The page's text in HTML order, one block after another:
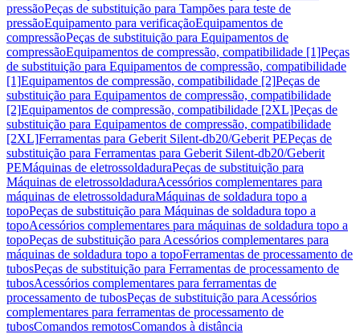
pressãoPeças de substituição para Tampões para teste de
pressãoEquipamento para verificaçãoEquipamentos de
compressãoPeças de substituição para Equipamentos de
compressãoEquipamentos de compressão, compatibilidade [1]Peças
de substituição para Equipamentos de compressão, compatibilidade
[1]Equipamentos de compressão, compatibilidade [2]Peças de
substituição para Equipamentos de compressão, compatibilidade
[2]Equipamentos de compressão, compatibilidade [2XL]Peças de
substituição para Equipamentos de compressão, compatibilidade
[2XL]Ferramentas para Geberit Silent-db20/Geberit PEPeças de
substituição para Ferramentas para Geberit Silent-db20/Geberit
PEMáquinas de eletrossoldaduraPeças de substituição para
Máquinas de eletrossoldaduraAcessórios complementares para
máquinas de eletrossoldaduraMáquinas de soldadura topo a
topoPeças de substituição para Máquinas de soldadura topo a
topoAcessórios complementares para máquinas de soldadura topo a
topoPeças de substituição para Acessórios complementares para
máquinas de soldadura topo a topoFerramentas de processamento de
tubosPeças de substituição para Ferramentas de processamento de
tubosAcessórios complementares para ferramentas de
processamento de tubosPeças de substituição para Acessórios
complementares para ferramentas de processamento de
tubosComandos remotosComandos à distância